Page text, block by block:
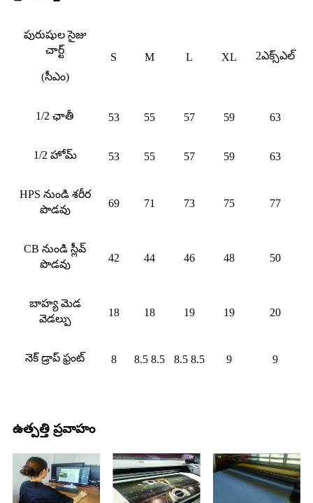
పురుషుల సైజు
చార్ట్
(సీఎం)
S M L XL 2ఎక్స్ఎల్
1/2 ఛాతీ 53 55 57 59 63
1/2 హోమ్ 53 55 57 59 63
HPS నుండి శరీర
పొడవు
69 71 73 75 77
CB నుండి స్లీవ్
పొడవు
42 44 46 48 50
బాహ్య మెడ
వెడల్పు
18 18 19 19 20
నెక్ డ్రాప్ ఫ్రంట్ 8 8.5 8.5 8.5 8.5 9 9
ఉత్పత్తి ప్రవాహం